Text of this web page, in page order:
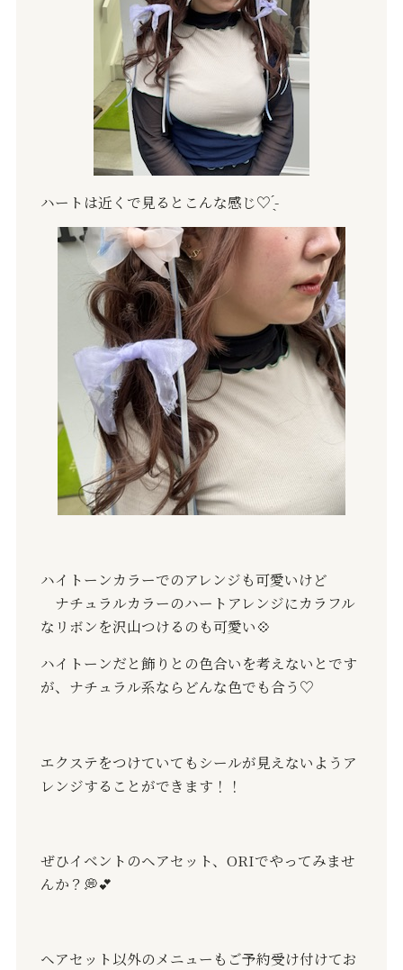
ハートは近くで見るとこんな感じ♡︎ ̖́-
ハイトーンカラーでのアレンジも可愛いけど
ナチュラルカラーのハートアレンジにカラフル
なリボンを沢山つけるのも可愛い💠
ハイトーンだと飾りとの色合いを考えないとです
が、ナチュラル系ならどんな色でも合う♡
エクステをつけていてもシールが見えないようア
レンジすることができます！！
ぜひイベントのヘアセット、ORIでやってみませ
んか？💭💕
ヘアセット以外のメニューもご予約受け付けてお